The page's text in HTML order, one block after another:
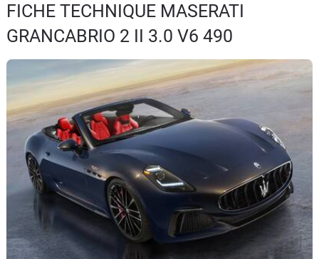
Essais
Guide
Electriques
Utilitaires
Flottes
Auto
Services
FICHE TECHNIQUE MASERATI
GRANCABRIO 2 II 3.0 V6 490